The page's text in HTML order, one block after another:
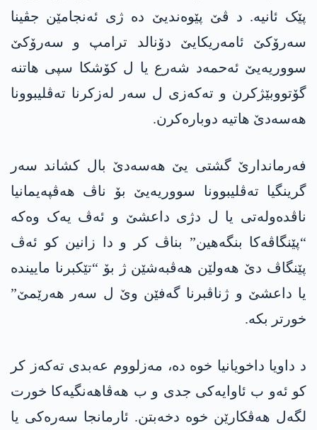
پێک ئانیە. د ڤێ پێوەندیێ دە ژی ئەنجامێن جڤینا
سەرۆکێ ئامەریکایێ دۆنالد ترامپ و سەرۆکێ
سووریەیێ ئەحمەد شەرع یا ل کۆشکا سپی ھاتنە
گۆتووبێژکرن و تەکەزی ل سەر لەزکرنا تەڤلیبوونا
ھەسەدێ ھاتیە دوبارەکرن.
فەرماندارێ گشتی یێ ھەسەدێ بال کشاند سەر
گرینگیا تەڤلیبوونا سووریەیێ بۆ ناڤ ھەڤپەیمانیا
ناڤدەولەتی یا ل دژی داعشێ و ئەڤ یەک وەکە
“پێنگاڤەکا بنگەھین” بناڤ کر و دا زانین کو ئەڤ
پێنگاڤ دێ ھەولێن ھەڤبەشێن ژ بۆ “تێکبرنا ماییندە
یا داعشێ و ژناڤبرنا گەفێن وێ ل سەر ھەرێمێ”
خورتر بکە.
د داویا داخویانیا خوە دە، مەزلووم عەبدی تەکەز کر
کو ئەو ب ئاوایەکی جدی و ب ھەڤاھەنگیەکا خورت
لگەل ھەڤکارێن خوە دخەبتن. ئارمانجا سەرەکی یا